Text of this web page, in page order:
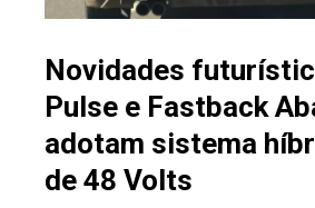
Novidades
Pulse e Fastback
adotam sistema
de 48 Volts